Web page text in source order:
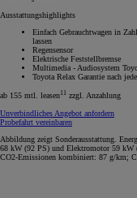
Ausstattungshighlights
Einfach Gebrauchtwagen in
lassen
Regensensor
Elektrische Feststellbremse
Multimedia - Audiosystem
Toyota Relax Garantie nach
ab 155 mtl. leasen11 zzgl. Anzahlung
Unverbindliches Angebot anfordern
Probefahrt vereinbaren
Abbildung zeigt Sonderausstattung.
68 kW (92 PS) und Elektromotor 59
CO2-Emissionen kombiniert: 87 g/km;